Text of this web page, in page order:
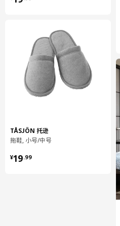
TÅSJÖN 托逊
拖鞋, 小号/中号
¥19.99
¥ 19.99